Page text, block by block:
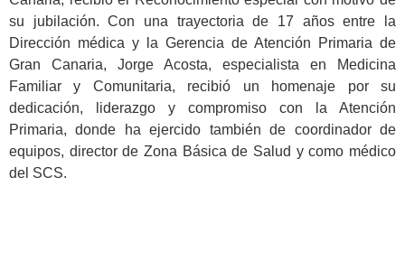
su jubilación. Con una trayectoria de 17 años entre la
Dirección médica y la Gerencia de Atención Primaria de
Gran Canaria, Jorge Acosta, especialista en Medicina
Familiar y Comunitaria, recibió un homenaje por su
dedicación, liderazgo y compromiso con la Atención
Primaria, donde ha ejercido también de coordinador de
equipos, director de Zona Básica de Salud y como médico
del SCS.